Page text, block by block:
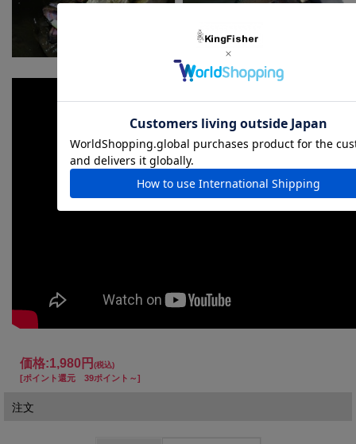
レンジ ： 20～60cm HOOK #4
価格:1,980円 (税込)
[ポイント還元 39ポイント～]
注文